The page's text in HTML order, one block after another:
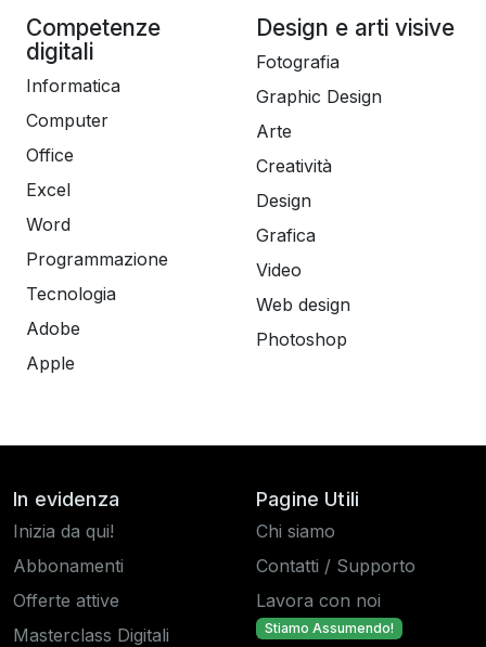
Competenze
digitali
Informatica
Computer
Office
Excel
Word
Programmazione
Tecnologia
Adobe
Apple
Design e arti visive
Fotografia
Graphic Design
Arte
Creatività
Design
Grafica
Video
Web design
Photoshop
In evidenza
Inizia da qui!
Abbonamenti
Offerte attive
Masterclass Digitali
Pagine Utili
Chi siamo
Contatti / Supporto
Lavora con noi
Stiamo Assumendo!